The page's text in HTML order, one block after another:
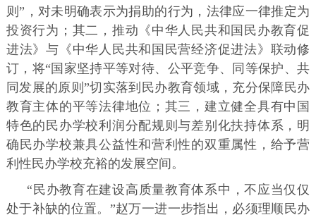
则”，对未明确表示为捐助的行为，法律应一律推定为
投资行为；其二，推动《中华人民共和国民办教育促
进法》与《中华人民共和国民营经济促进法》联动修
订，将“国家坚持平等对待、公平竞争、同等保护、共
同发展的原则”切实落到民办教育领域，充分保障民办
教育主体的平等法律地位；其三，建立健全具有中国
特色的民办学校利润分配规则与差别化扶持体系，明
确民办学校兼具公益性和营利性的双重属性，给予营
利性民办学校充裕的发展空间。
“民办教育在建设高质量教育体系中，不应当仅仅
处于补缺的位置。”赵万一进一步指出，必须理顺民办